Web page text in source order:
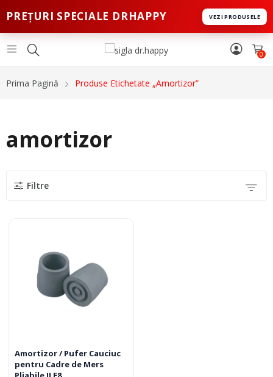
PREȚURI SPECIALE DRHAPPY VEZI PRODUSELE
0
Prima Pagină Produse Etichetate „amortizor”
amortizor
Filtre
Amortizor / Pufer Cauciuc
pentru Cadre de Mers